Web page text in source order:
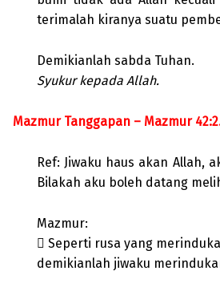
terimalah kiranya suatu
Demikianlah sabda Tuhan.
Syukur kepada Allah.
Mazmur Tanggapan – Mazmur
Ref: Jiwaku haus akan Allah,
Bilakah aku boleh datang
Mazmur:
 Seperti rusa yang
demikianlah jiwaku